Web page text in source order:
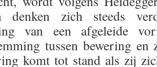
denken zich steeds
van een afgeleide
tussen bewering en
komt tot stand als zij